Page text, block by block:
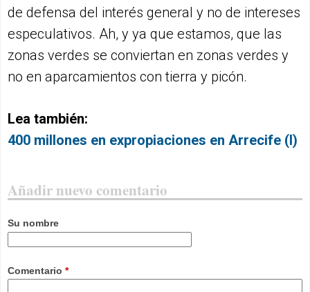
de defensa del interés general y no de intereses
especulativos. Ah, y ya que estamos, que las
zonas verdes se conviertan en zonas verdes y
no en aparcamientos con tierra y picón.
Lea también:
400 millones en expropiaciones en Arrecife (I)
Añadir nuevo comentario
Su nombre
Comentario *